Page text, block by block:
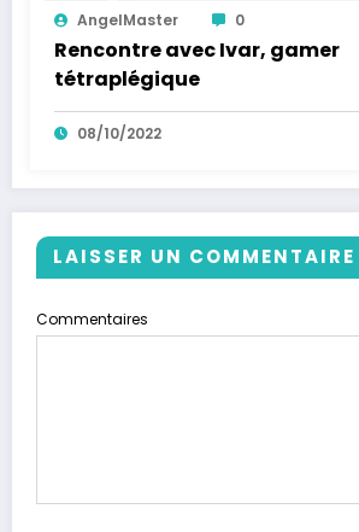
AngelMaster 0
Rencontre avec Ivar, gamer
tétraplégique
08/10/2022
LAISSER UN COMMENTAIRE
Commentaires